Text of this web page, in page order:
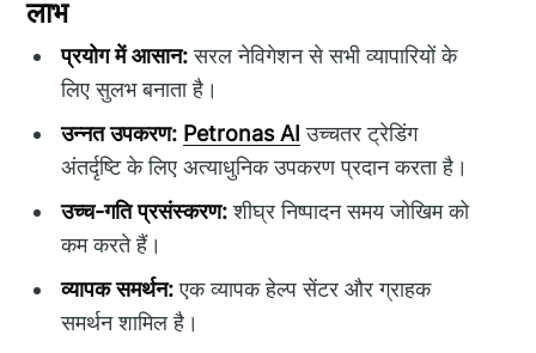
लाभ
प्रयोग में आसान:सरल नेविगेशन से सभी व्यापारियों के
लिए सुलभ बनाता है।
उन्नत उपकरण: Petronas AI उच्चतर ट्रेडिंग
अंतर्दृष्टि के लिए अत्याधुनिक उपकरण प्रदान करता है।
उच्च-गति प्रसंस्करण:शीघ्र निष्पादन समय जोखिम को
कम करते हैं।
व्यापक समर्थन:एक व्यापक हेल्प सेंटर और ग्राहक
समर्थन शामिल है।